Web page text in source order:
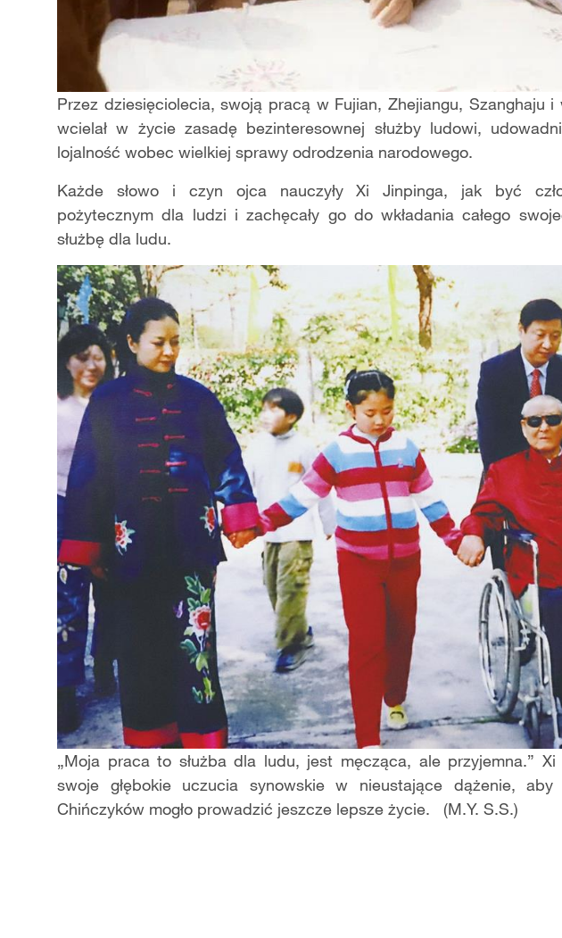
Przez dziesięciolecia, swoją pracą w Fujian, Zhejiangu, Szanghaju
wcielał w życie zasadę bezinteresownej służby ludowi,
lojalność wobec wielkiej sprawy odrodzenia narodowego.
Każde słowo i czyn ojca nauczyły Xi Jinpinga, jak być
pożytecznym dla ludzi i zachęcały go do wkładania całego
służbę dla ludu.
„Moja praca to służba dla ludu, jest męcząca, ale przyjemna.” Xi
swoje głębokie uczucia synowskie w nieustające dążenie,
Chińczyków mogło prowadzić jeszcze lepsze życie. (M.Y. S.S.)